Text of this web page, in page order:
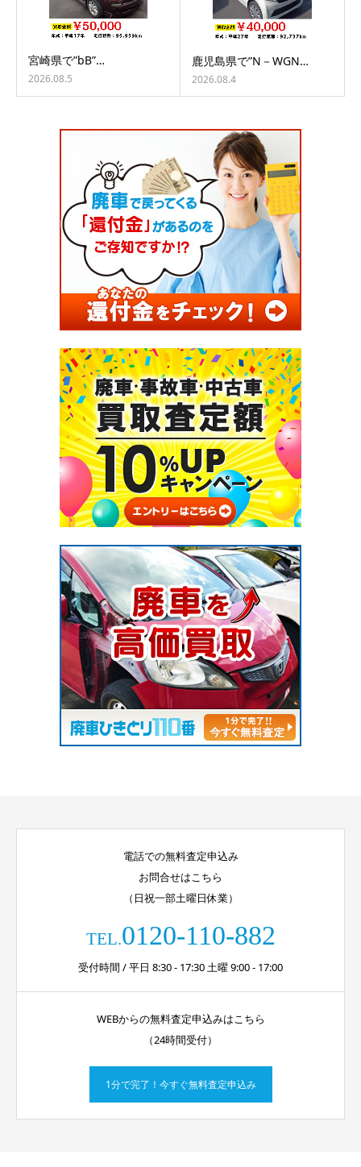
宮崎県で”bB”…
2026.08.5
鹿児島県で”N－WGN…
2026.08.4
電話での無料査定申込み
お問合せはこちら
（日祝一部土曜日休業）
TEL.0120-110-882
受付時間 / 平日 8:30 - 17:30 土曜 9:00 - 17:00
WEBからの無料査定申込みはこちら
（24時間受付）
1分で完了！今すぐ無料査定申込み